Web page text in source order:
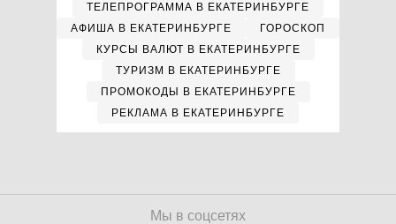
ТЕЛЕПРОГРАММА В ЕКАТЕРИНБУРГЕ
АФИША В ЕКАТЕРИНБУРГЕ
ГОРОСКОП
КУРСЫ ВАЛЮТ В ЕКАТЕРИНБУРГЕ
ТУРИЗМ В ЕКАТЕРИНБУРГЕ
ПРОМОКОДЫ В ЕКАТЕРИНБУРГЕ
РЕКЛАМА В ЕКАТЕРИНБУРГЕ
Мы в соцсетях